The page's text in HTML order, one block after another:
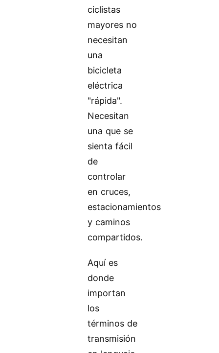
ciclistas
mayores no
necesitan
una
bicicleta
eléctrica
"rápida".
Necesitan
una que se
sienta fácil
de
controlar
en cruces,
estacionamientos
y caminos
compartidos.
Aquí es
donde
importan
los
términos de
transmisión